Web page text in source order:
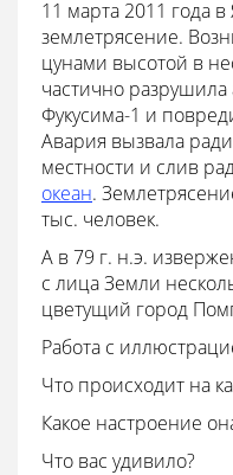
11 марта 2011 года
землетрясение.
цунами высотой в
частично
Фукусима-1 и
Авария вызвала
местности и слив
океан.
тыс. человек.
А в 79 г. н.э.
с лица Земли
цветущий город
Работа с
Что происходит на
Какое настроение
Что вас удивило?